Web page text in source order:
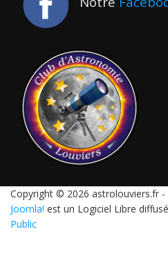
Copyright © 2026 astrolouviers.fr
Joomla! est un Logiciel Libre
Public